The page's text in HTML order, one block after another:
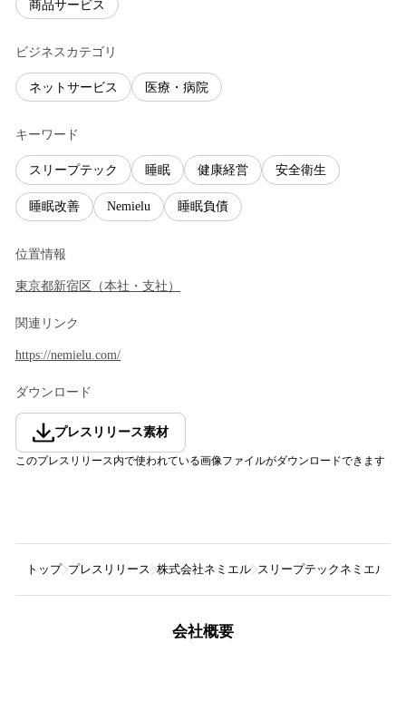
商品サービス
ビジネスカテゴリ
ネットサービス 医療・病院
キーワード
スリープテック 睡眠 健康経営 安全衛生
睡眠改善 Nemielu 睡眠負債
位置情報
東京都新宿区 （本社・支社 ）
関連リンク
https://nemielu.com/
ダウンロード
プレスリリース素材
このプレスリリース内で使われている画像ファイルがダウンロードできます
トップ プレスリリース 株式会社ネミエル スリープテックネミエル、
会社概要